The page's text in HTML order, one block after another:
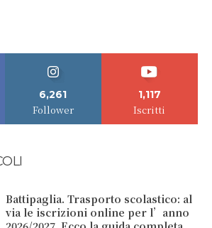
6,261
Follower
1,117
Iscritti
Battipaglia. Trasporto scolastico: al
via le iscrizioni online per l’anno